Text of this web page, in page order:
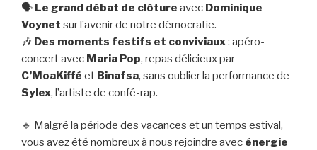
🗣️ Le grand débat de clôture avec Dominique
Voynet sur l’avenir de notre démocratie.
🎶 Des moments festifs et conviviaux: apéro-
concert avec Maria Pop, repas délicieux par
C’MoaKiffé et Binafsa, sans oublier la performance de
Sylex, l’artiste de confé-rap.
🔹 Malgré la période des vacances et un temps estival,
vous avez été nombreux à nous rejoindre avec énergie